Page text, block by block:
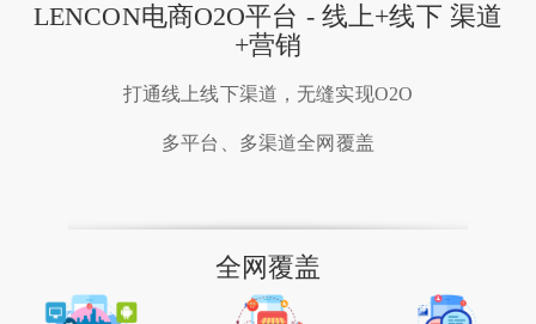
LENCON电商O2O平台 - 线上+线下 渠道
+营销
打通线上线下渠道，无缝实现O2O
多平台、多渠道全网覆盖
全网覆盖